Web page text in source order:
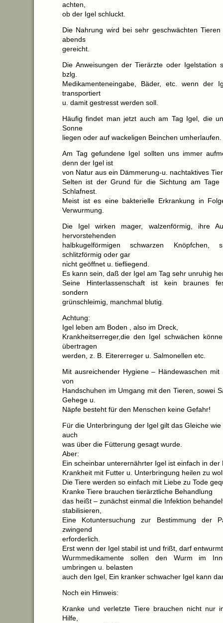
achten,
ob der Igel schluckt.
Die Nahrung wird bei sehr geschwächten
abends
gereicht.
Die Anweisungen der Tierärzte oder Igelstation
bzlg.
Medikamenteneingabe, Bäder, etc. wenn der
transportiert
u. damit gestresst werden soll.
Häufig findet man jetzt auch am Tag Igel, die
Sonne
liegen oder auf wackeligen Beinchen umherlaufen.
Am Tag gefundene Igel sollten uns immer
denn der Igel ist
von Natur aus ein Dämmerung-u. nachtaktives
Selten ist der Grund für die Sichtung am Tage
Schlafnest.
Meist ist es eine bakterielle Erkrankung in
Verwurmung.
Die Igel wirken mager, walzenförmig, ihre
hervorstehenden
halbkugelförmigen schwarzen
schlitzförmig oder gar
nicht geöffnet u. tiefliegend.
Es kann sein, daß der Igel am Tag sehr unruhig
Seine Hinterlassenschaft ist kein braunes
sondern
grünschleimig, manchmal blutig.
Achtung:
Igel leben am Boden , also im Dreck,
Krankheitserreger,die den Igel schwächen
übertragen
werden, z. B. Eitererreger u. Salmonellen etc.
Mit ausreichender Hygiene – Händewaschen mit
von
Handschuhen im Umgang mit den Tieren, sowei
Gehege u.
Näpfe besteht für den Menschen keine Gefahr!
Für die Unterbringung der Igel gilt das Gleiche
auch
was über die Fütterung gesagt wurde.
Aber:
Ein scheinbar unterernährter Igel ist einfach in der
Krankheit mit Futter u. Unterbringung heilen zu
Die Tiere werden so einfach mit Liebe zu Tode
Kranke Tiere brauchen tierärztliche Behandlung
das heißt – zunächst einmal die Infektion
stabilisieren,
Eine Kotuntersuchung zur Bestimmung der
zwingend
erforderlich.
Erst wenn der Igel stabil ist und frißt, darf
Wurmmedikamente sollen den Wurm im
umbringen u. belasten
auch den Igel, Ein kranker schwacher Igel kann
Noch ein Hinweis:
Kranke und verletzte Tiere brauchen nicht nur
Hilfe,